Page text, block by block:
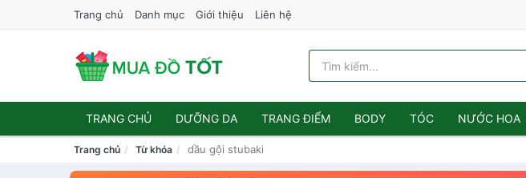
Trang chủ Danh mục Giới thiệu Liên hệ
TRANG CHỦ DƯỠNG DA TRANG ĐIỂM BODY TÓC NƯỚC HOA
Trang chủ Từ khóa dầu gội stubaki